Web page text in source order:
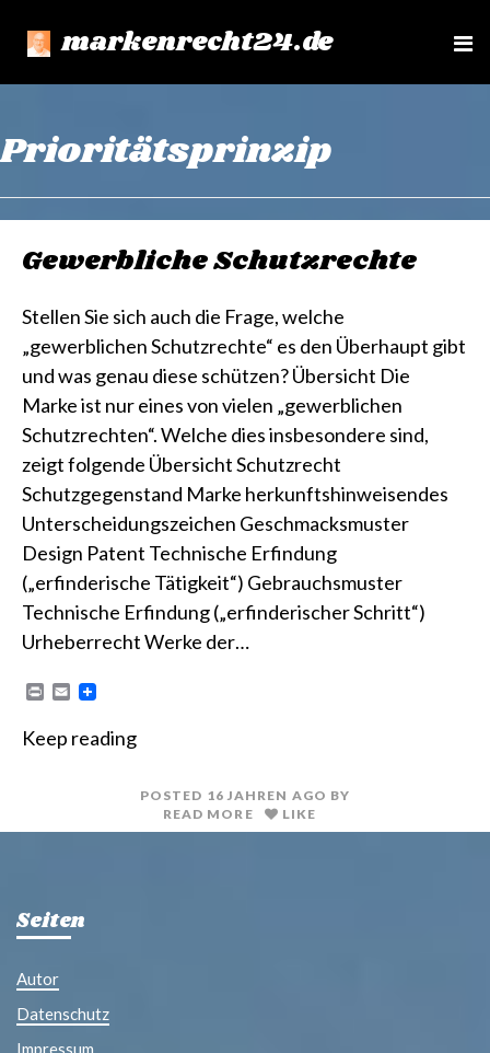
markenrecht24.de
e
Prioritätsprinzip
Gewerbliche Schutzrechte
Stellen Sie sich auch die Frage, welche
„gewerblichen Schutzrechte“ es den Überhaupt gibt
und was genau diese schützen? Übersicht Die
Marke ist nur eines von vielen „gewerblichen
Schutzrechten“. Welche dies insbesondere sind,
zeigt folgende Übersicht Schutzrecht
Schutzgegenstand Marke herkunftshinweisendes
Unterscheidungszeichen Geschmacksmuster
Design Patent Technische Erfindung
(„erfinderische Tätigkeit“) Gebrauchsmuster
Technische Erfindung („erfinderischer Schritt“)
Urheberrecht Werke der…
n
E
i
Keep reading
POSTED 16 JAHREN AGO BY
READ MORE
LIKE
Seiten
Autor
Datenschutz
Impressum